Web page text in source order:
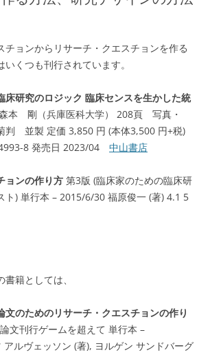
チョンからリサーチ・クエスチョンを作る
くつも刊行されています。
研究のロジック 臨床センスを生かした統
本 剛（兵庫医科大学） 208頁 写真・
判 並製 定価 3,850 円 (本体3,500 円+税)
8 発売日 2023/04 中山書店
ョンの作り方 第3版 (臨床家のための臨床研
ト) 単行本 – 2015/6/30 福原俊一 (著) 4.1 5
籍としては、
文のためのリサーチ・クエスチョンの作り
文刊行ゲームを超えて 単行本 –
ルヴェッソン (著), ヨルゲン サンドバーグ